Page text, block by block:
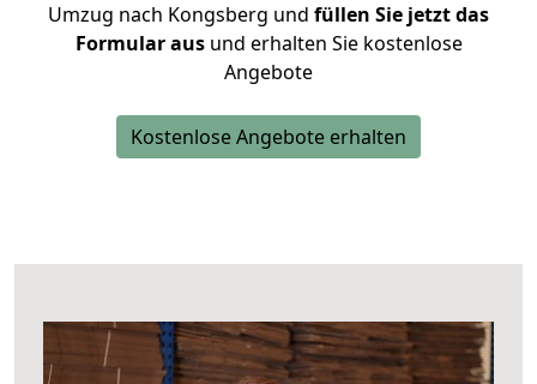
Umzug nach Kongsberg und füllen Sie jetzt das
Formular ausund erhalten Sie kostenlose
Angebote
Kostenlose Angebote erhalten